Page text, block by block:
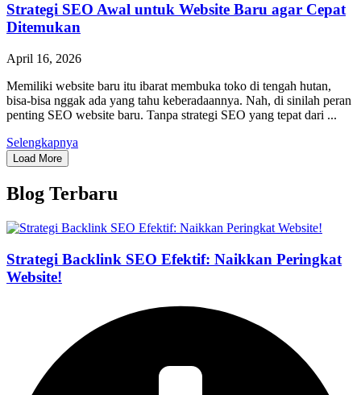
Strategi SEO Awal untuk Website Baru agar Cepat
Ditemukan
April 16, 2026
Memiliki website baru itu ibarat membuka toko di tengah hutan,
bisa-bisa nggak ada yang tahu keberadaannya. Nah, di sinilah peran
penting SEO website baru. Tanpa strategi SEO yang tepat dari ...
Selengkapnya
Load More
Blog Terbaru
Strategi Backlink SEO Efektif: Naikkan Peringkat
Website!